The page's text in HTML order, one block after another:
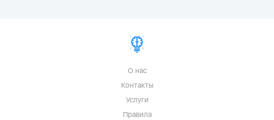
О нас
Контакты
Услуги
Правила